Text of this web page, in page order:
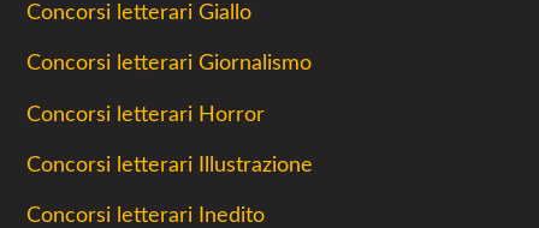
Concorsi letterari Giallo
Concorsi letterari Giornalismo
Concorsi letterari Horror
Concorsi letterari Illustrazione
Concorsi letterari Inedito